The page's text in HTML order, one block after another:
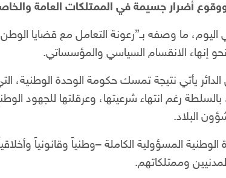
أضرار جسيمة في الممتلكات العامة
ما وصفه بـ”رعونة التعامل مع قضايا
إنهاء الانقسام السياسي والمؤسساتي.
الدائر يأتي نتيجة تمسك حكومة الوحدة
رغم انتهاء شرعيتها، وعرقلتها للجهود
البلاد.
المسؤولية الكاملة –وطنياً وقانونياً
وممتلكاتهم.